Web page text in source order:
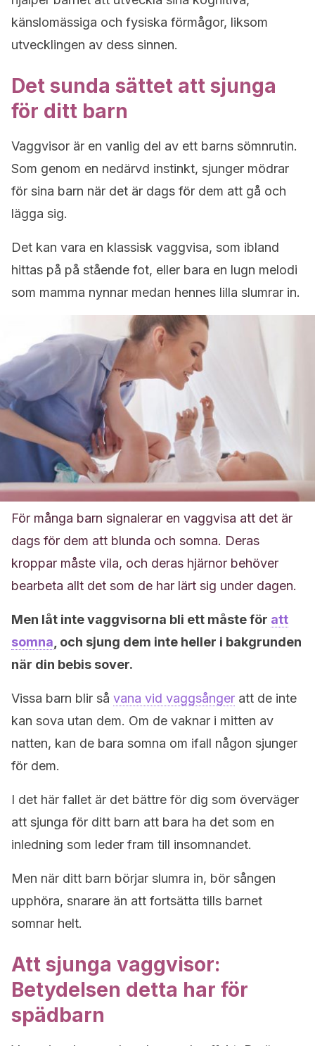
känslomässiga och fysiska förmågor, liksom
utvecklingen av dess sinnen.
Det sunda sättet att sjunga
för ditt barn
Vaggvisor är en vanlig del av ett barns sömnrutin.
Som genom en nedärvd instinkt, sjunger mödrar
för sina barn när det är dags för dem att gå och
lägga sig.
Det kan vara en klassisk vaggvisa, som ibland
hittas på på stående fot, eller bara en lugn melodi
som mamma nynnar medan hennes lilla slumrar in.
För många barn signalerar en vaggvisa att det är
dags för dem att blunda och somna. Deras
kroppar måste vila, och deras hjärnor behöver
bearbeta allt det som de har lärt sig under dagen.
Men låt inte vaggvisorna bli ett måste för att
somna , och sjung dem inte heller i bakgrunden
när din bebis sover.
Vissa barn blir så vana vid vaggsånger att de inte
kan sova utan dem. Om de vaknar i mitten av
natten, kan de bara somna om ifall någon sjunger
för dem.
I det här fallet är det bättre för dig som överväger
att sjunga för ditt barn att bara ha det som en
inledning som leder fram till insomnandet.
Men när ditt barn börjar slumra in, bör sången
upphöra, snarare än att fortsätta tills barnet
somnar helt.
Att sjunga vaggvisor:
Betydelsen detta har för
spädbarn